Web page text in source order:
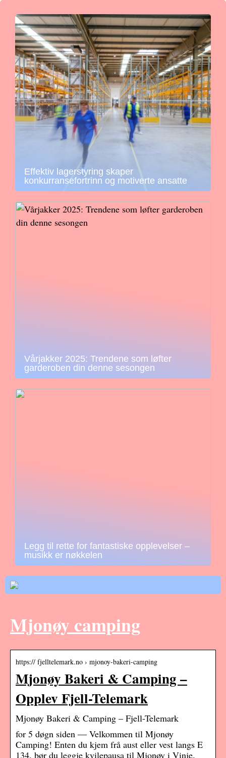
Effektiv lagerstyring skaper
konkurransefortrinn og motiverte ansatte
Vårjakker 2025: Trendene som løfter
garderoben din denne sesongen
Legg til rette for fantastiske opplevelser –
musikk er nøkkelen
Mjonøy camping
https:// fjelltelemark.no › mjonoy-bakeri-camping
Mjonøy Bakeri & Camping –
Opplev Fjell-Telemark
Mjonøy Bakeri & Camping – Fjell-Telemark
for 5 døgn siden — Velkommen til Mjonøy
Camping! Enten du kjem frå aust eller vest langs E
134, bør du leggje kvilepausa til Mjonøy i Vinje.